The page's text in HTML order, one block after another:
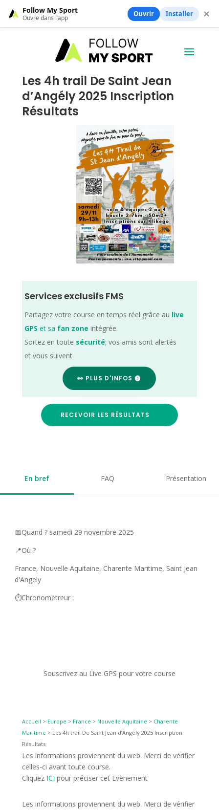
Les 4h trail De Saint Jean
d’Angély 2025 Inscription
Résultats
Services exclusifs FMS
Partagez votre course en temps réel grâce au live
GPS et sa fan zone intégrée.
Sortez en toute sécurité; vos amis sont alertés
et vous suivent.
👀 PLUS D'INFOS
RECEVOIR LES RÉSULTATS
En bref FAQ Présentation
📅Quand ? samedi 29 novembre 2025
📍Où ?
France, Nouvelle Aquitaine, Charente Maritime, Saint Jean
d'Angely
⏱️Chronomètreur :
Souscrivez au Live GPS pour votre course
Accueil > Europe > France > Nouvelle Aquitaine > Charente
Maritime > Les 4h trail De Saint Jean d’Angély 2025 Inscription
Résultats
Les informations proviennent du web. Merci de vérifier
celles-ci avant toute course.
Cliquez ICI pour préciser cet Evènement
Les informations proviennent du web. Merci de vérifier
Follow My Sport
Ouvre dans l’app Ouvrir Installer ✕